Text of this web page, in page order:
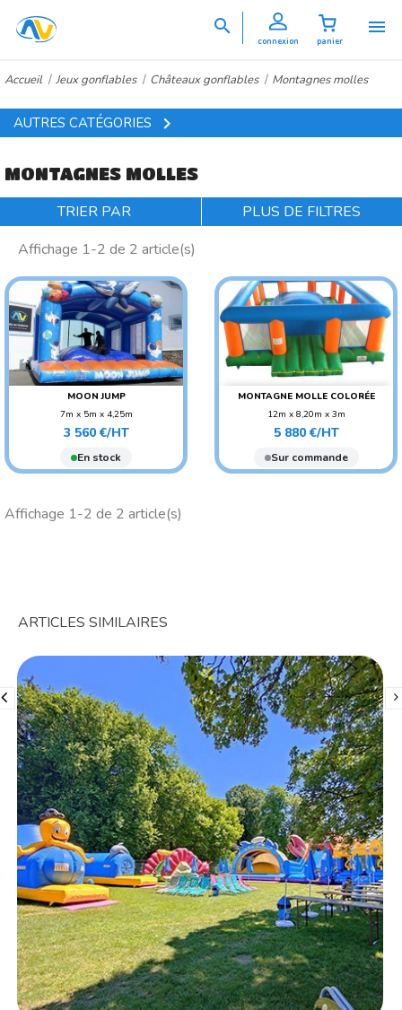

panier
connexion

Accueil Jeux gonflables Châteaux gonflables Montagnes molles
AUTRES CATÉGORIES 
MONTAGNES MOLLES
TRIER PAR
PLUS DE FILTRES
Affichage 1-2 de 2 article(s)
MOON JUMP
7m x 5m x 4,25m
POIDS : 170 KG
AGE CONSEILLÉ :
ADO/ADULTE
Prix
3 560 €/HT
En stock
MONTAGNE MOLLE COLORÉE
12m x 8,20m x 3m
POIDS : 400 KG
AGE CONSEILLÉ :
ADO/ADULTE
Prix
5 880 €/HT
Sur commande
Affichage 1-2 de 2 article(s)
ARTICLES SIMILAIRES